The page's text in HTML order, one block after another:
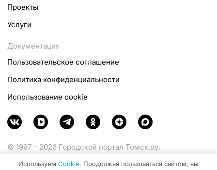
Проекты
Услуги
Документация
Пользовательское соглашение
Политика конфиденциальности
Использование cookie
© 1997 – 2026 Городской портал Томск.ру.
Министерства цифрового развития, связи и массовых
Используем Cookie. Продолжая пользоваться сайтом, вы